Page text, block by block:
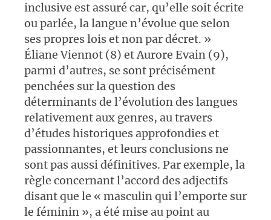
inclusive est assuré car, qu’elle soit écrite
ou parlée, la langue n’évolue que selon
ses propres lois et non par décret. »
Éliane Viennot (8) et Aurore Evain (9),
parmi d’autres, se sont précisément
penchées sur la question des
déterminants de l’évolution des langues
relativement aux genres, au travers
d’études historiques approfondies et
passionnantes, et leurs conclusions ne
sont pas aussi définitives. Par exemple, la
règle concernant l’accord des adjectifs
disant que le « masculin qui l’emporte sur
le féminin », a été mise au point au